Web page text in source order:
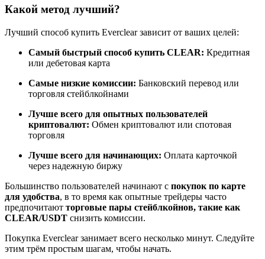
Станьте копи-трейдером
Наслаждайтесь распределением прибыли и комиссиями
за копи-трейдинг
Информация
Анализ больших данных, включая торговую информацию
и т. д.
Какой метод лучший?
Лучший способ купить Everclear зависит от ваших целей:
Самый быстрый способ купить CLEAR: Кредитная
или дебетовая карта
Самые низкие комиссии: Банковский перевод или
торговля стейблкойнами
Лучше всего для опытных пользователей
криптовалют: Обмен криптовалют или спотовая
торговля
Лучше всего для начинающих: Оплата карточкой
через надежную биржу
Большинство пользователей начинают с покупок по карте
для удобства, в то время как опытные трейдеры часто
предпочитают торговые пары стейблкойнов, такие как
CLEAR/USDT снизить комиссии.
Покупка Everclear занимает всего несколько минут. Следуйте
этим трём простым шагам, чтобы начать.